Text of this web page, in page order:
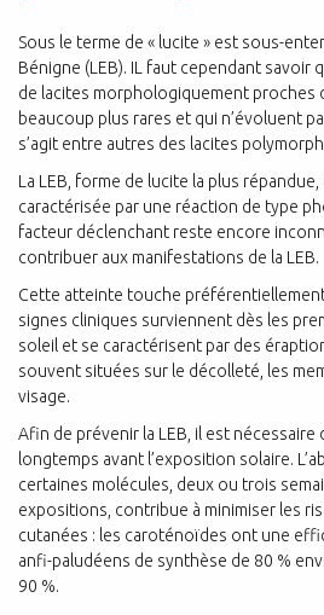
Sous le terme de « lucite » est sous-
Bénigne (LEB). IL faut cependant savoir
de lacites morphologiquement proches
beaucoup plus rares et qui n’évoluent
s’agit entre autres des lacites
La LEB, forme de lucite la plus
caractérisée par une réaction de type
facteur déclenchant reste encore
contribuer aux manifestations de la LEB.
Cette atteinte touche
signes cliniques surviennent dès les
soleil et se caractérisent par des
souvent situées sur le décolleté, les
visage.
Afin de prévenir la LEB, il est nécessaire
longtemps avant l’exposition solaire.
certaines molécules, deux ou trois
expositions, contribue à minimiser les
cutanées : les caroténoïdes ont une
anfi-paludéens de synthèse de 80 %
90 %.